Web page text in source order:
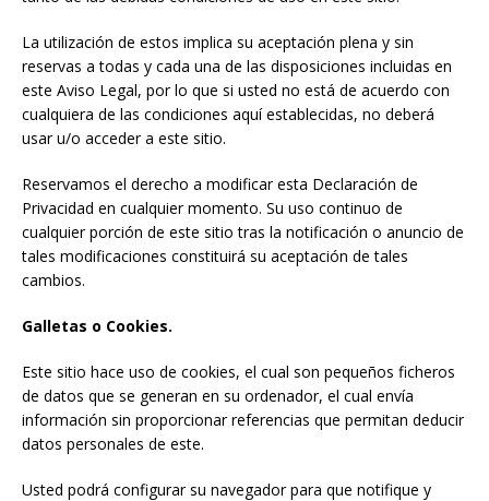
La utilización de estos implica su aceptación plena y sin
reservas a todas y cada una de las disposiciones incluidas en
este Aviso Legal, por lo que si usted no está de acuerdo con
cualquiera de las condiciones aquí establecidas, no deberá
usar u/o acceder a este sitio.
Reservamos el derecho a modificar esta Declaración de
Privacidad en cualquier momento. Su uso continuo de
cualquier porción de este sitio tras la notificación o anuncio de
tales modificaciones constituirá su aceptación de tales
cambios.
Galletas o Cookies.
Este sitio hace uso de cookies, el cual son pequeños ficheros
de datos que se generan en su ordenador, el cual envía
información sin proporcionar referencias que permitan deducir
datos personales de este.
Usted podrá configurar su navegador para que notifique y